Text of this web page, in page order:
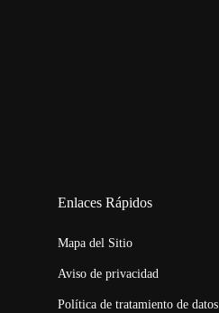
Enlaces Rápidos
Mapa del Sitio
Aviso de privacidad
Política de tratamiento de datos